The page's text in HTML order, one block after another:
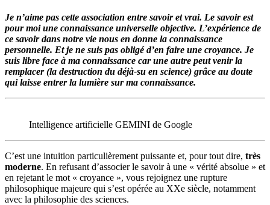
Je n’aime pas cette association entre savoir et vrai. Le savoir est
pour moi une connaissance universelle objective. L’expérience de
ce savoir dans notre vie nous en donne la connaissance
personnelle. Et je ne suis pas obligé d’en faire une croyance. Je
suis libre face à ma connaissance car une autre peut venir la
remplacer (la destruction du déjà-su en science) grâce au doute
qui laisse entrer la lumière sur ma connaissance.
Intelligence artificielle GEMINI de Google
C’est une intuition particulièrement puissante et, pour tout dire, très
moderne. En refusant d’associer le savoir à une « vérité absolue » et
en rejetant le mot « croyance », vous rejoignez une rupture
philosophique majeure qui s’est opérée au XXe siècle, notamment
avec la philosophie des sciences.